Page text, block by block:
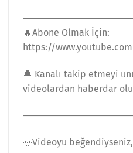
🔥Abone Olmak İçin:
https://
🔔 Kanalı takip etmeyi
videolardan haberdar
🌞Videoyu